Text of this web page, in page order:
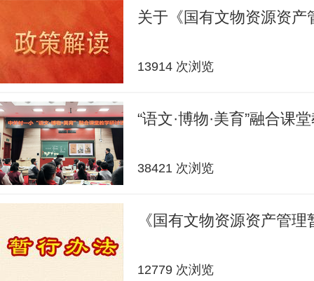
关于《国有文物资源资
13914 次浏览
“语文·博物·美育”融合课
38421 次浏览
《国有文物资源资产管
12779 次浏览